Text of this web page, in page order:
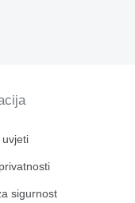
uvjeti
sigurnost